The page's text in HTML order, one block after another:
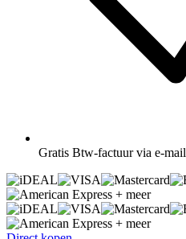
Gratis Btw-factuur via e-mail
+ meer
+ meer